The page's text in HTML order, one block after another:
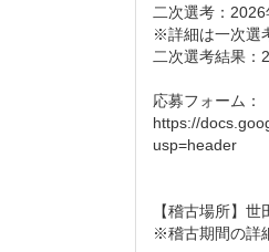
二次選考：
※詳細は一次選
二次選考結果：
応募フォーム：
https://
usp=header
【稽古場所】世
※稽古期間の詳